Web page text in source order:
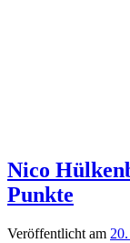
Nico
Punkte
Veröffentlicht am